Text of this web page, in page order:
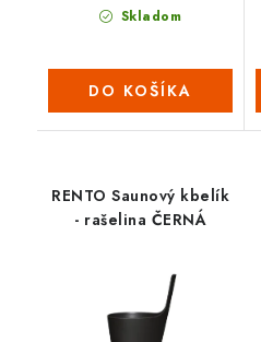
Skladom
DO KOŠÍKA
RENTO Saunový kbelík
- rašelina ČERNÁ